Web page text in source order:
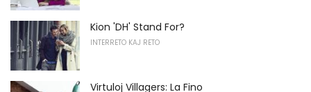
Kion 'DH' Stand For?
INTERRETO KAJ RETO
Virtuloj Villagers: La Fino